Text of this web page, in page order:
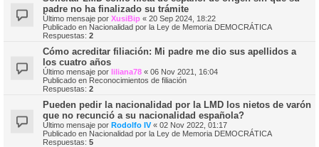
padre no ha finalizado su trámite
Último mensaje por XusiBip « 20 Sep 2024, 18:22
Publicado en Nacionalidad por la Ley de Memoria DEMOCRÁTICA
Respuestas: 2
Cómo acreditar filiación: Mi padre me dio sus apellidos a
los cuatro años
Último mensaje por liliana78 « 06 Nov 2021, 16:04
Publicado en Reconocimientos de filiación
Respuestas: 2
Pueden pedir la nacionalidad por la LMD los nietos de varón
que no recunció a su nacionalidad española?
Último mensaje por Rodolfo IV« 02 Nov 2022, 01:17
Publicado en Nacionalidad por la Ley de Memoria DEMOCRÁTICA
Respuestas: 5